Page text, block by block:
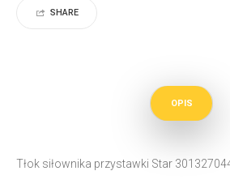
SHARE
OPIS
Tłok siłownika przystawki Star